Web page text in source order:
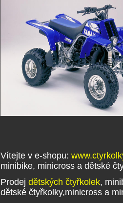
Vítejte v e-shopu:
minibike, minicross a dětské
Prodej dětských čtyřkolek,
dětské čtyřkolky,minicross a